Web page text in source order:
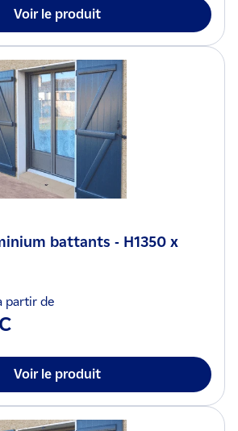
Voir le produit
battants - H1350 x
partir de
Voir le produit